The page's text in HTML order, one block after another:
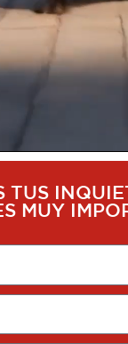
TUS
MUY